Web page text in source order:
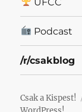
Podcast
/r/csakblog
Csak a Kispest!